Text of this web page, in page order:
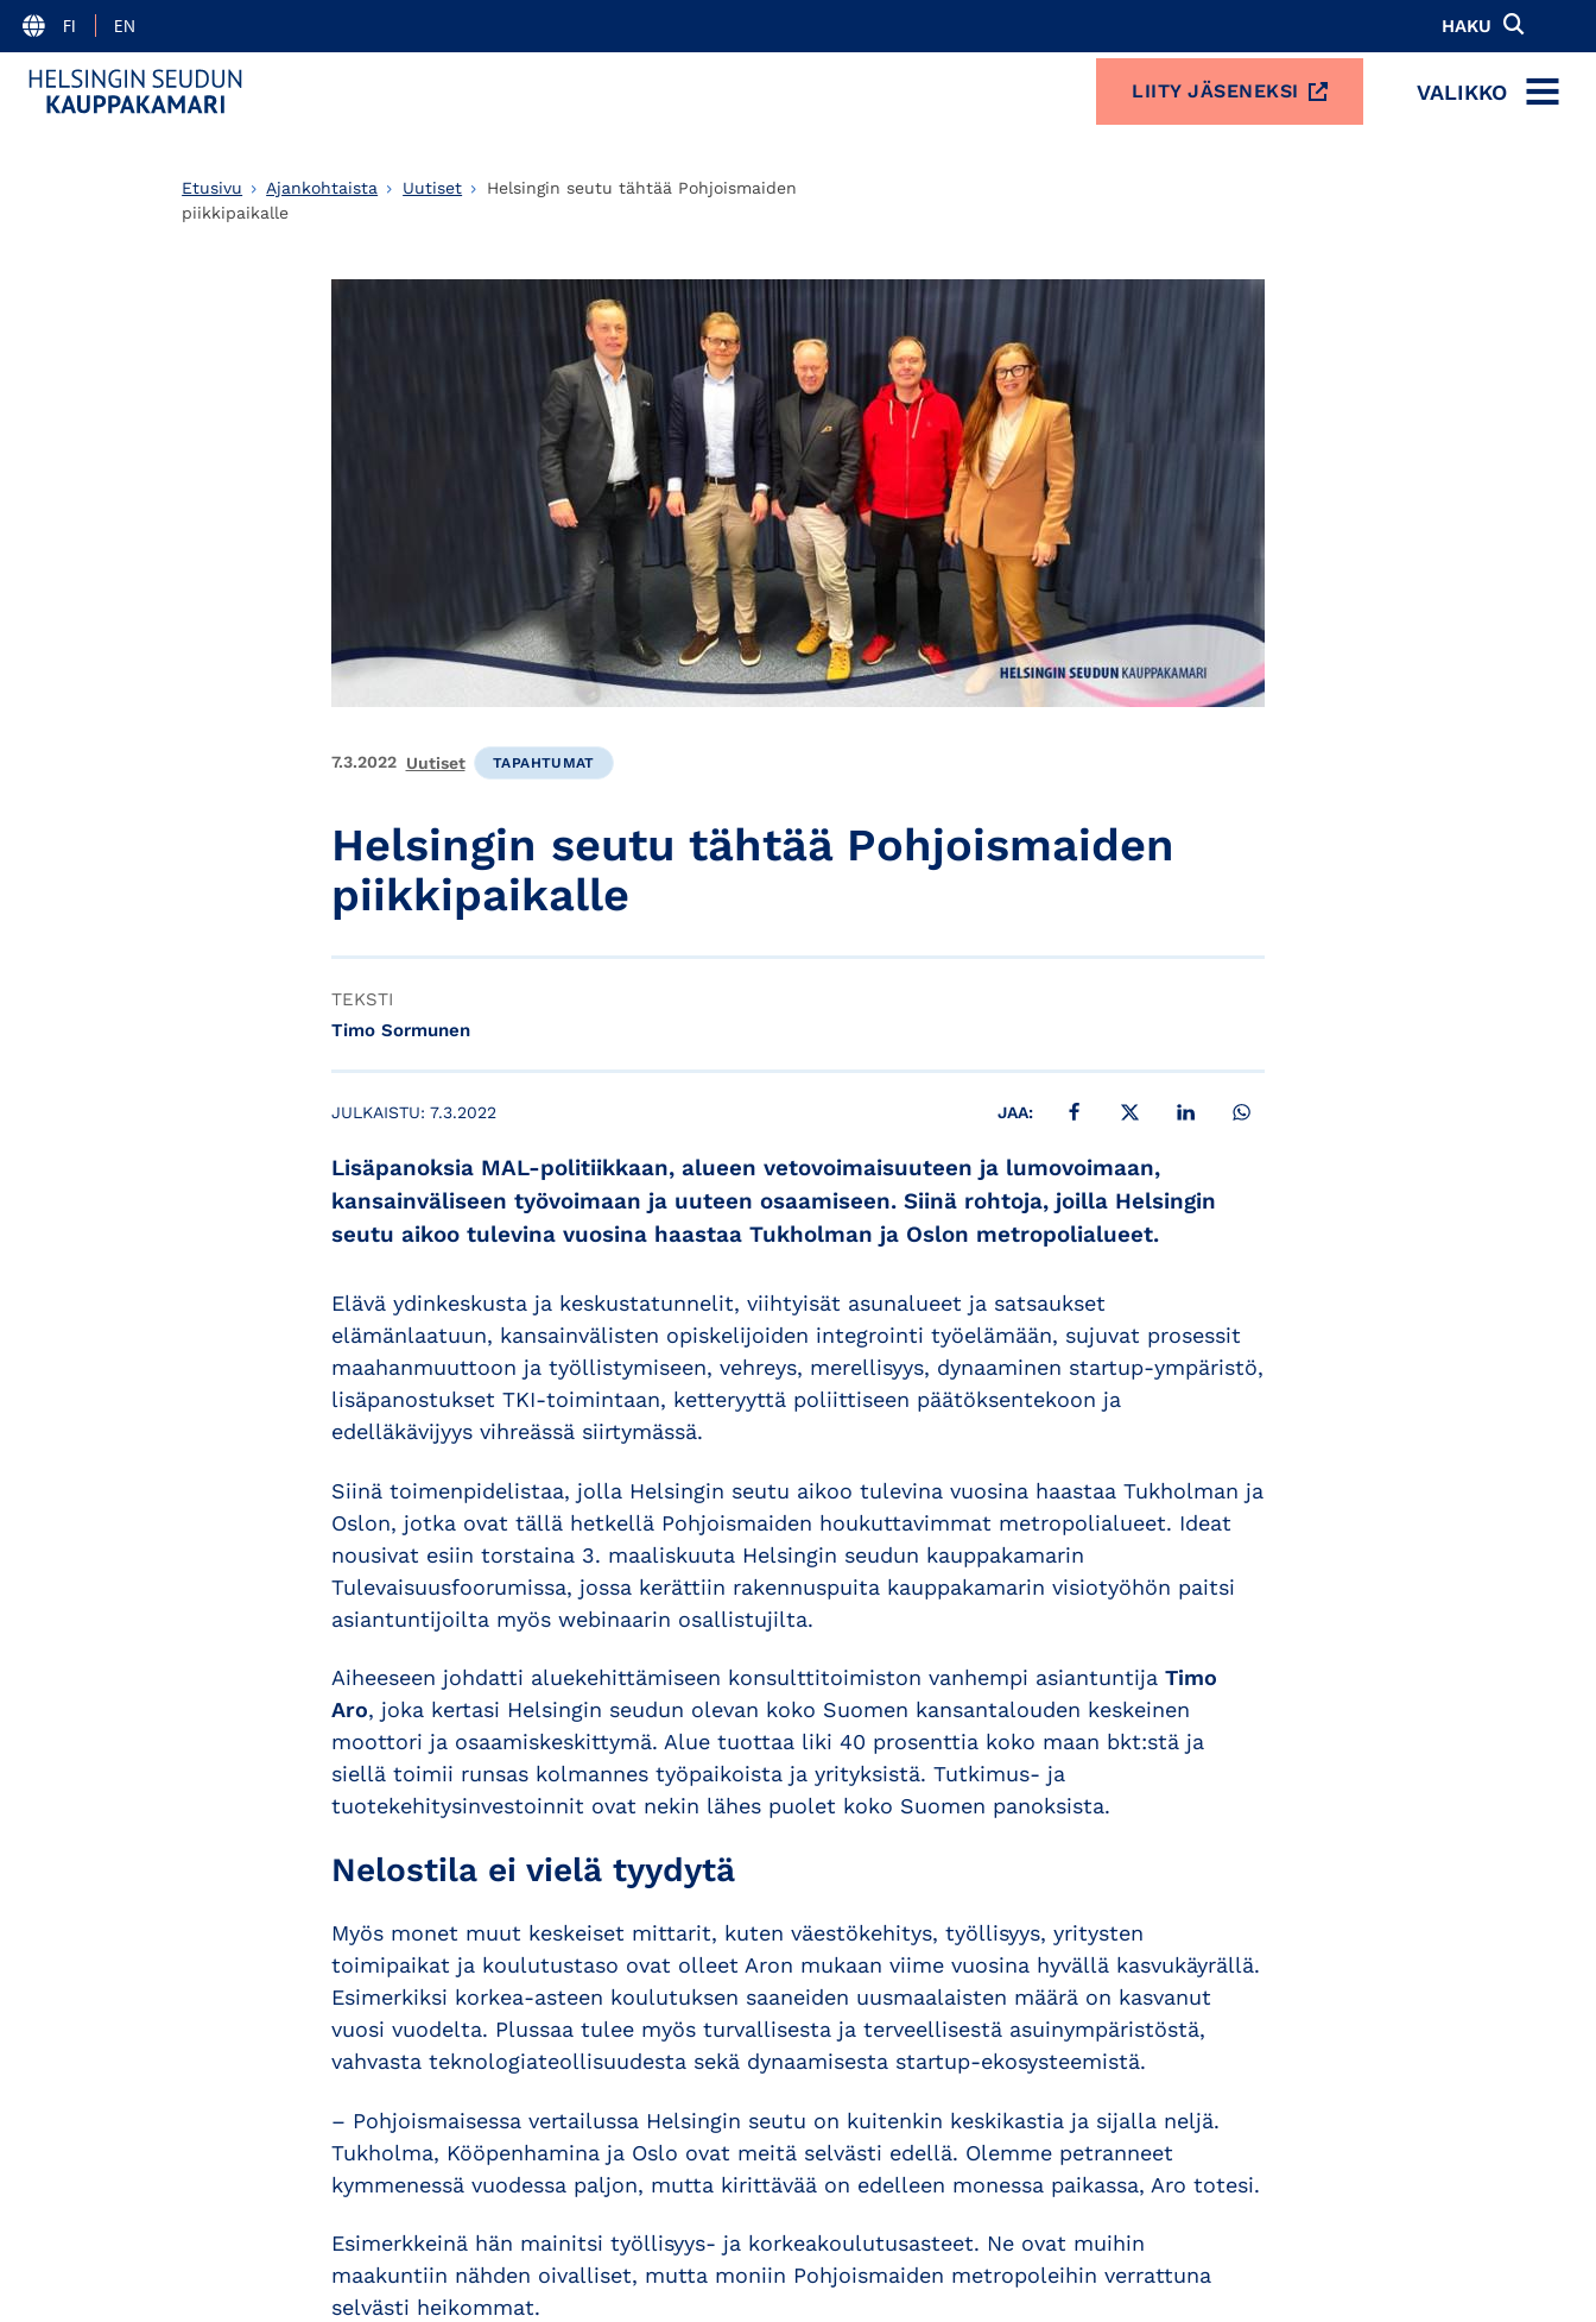
FI EN HAKU
LIITY JÄSENEKSI VALIKKO
MENU
Etusivu Ajankohtaista Uutiset
Helsingin seutu tähtää Pohjoismaiden
piikkipaikalle
7.3.2022 Uutiset TAPAHTUMAT
Helsingin seutu tähtää Pohjoismaiden
piikkipaikalle
TEKSTI
Timo Sormunen
JULKAISTU: 7.3.2022 JAA: JAA FACEBOOKISSA
JAA X:SSÄ JAA LINKEDINISSÄ
Lisäpanoksia MAL-politiikkaan, alueen vetovoimaisuuteen ja lumovoimaan,
kansainväliseen työvoimaan ja uuteen osaamiseen. Siinä rohtoja, joilla Helsingin
seutu aikoo tulevina vuosina haastaa Tukholman ja Oslon metropolialueet.
Elävä ydinkeskusta ja keskustatunnelit, viihtyisät asunalueet ja satsaukset
elämänlaatuun, kansainvälisten opiskelijoiden integrointi työelämään, sujuvat prosessit
maahanmuuttoon ja työllistymiseen, vehreys, merellisyys, dynaaminen startup-ympäristö,
lisäpanostukset TKI-toimintaan, ketteryyttä poliittiseen päätöksentekoon ja
edelläkävijyys vihreässä siirtymässä.
Siinä toimenpidelistaa, jolla Helsingin seutu aikoo tulevina vuosina haastaa Tukholman ja
Oslon, jotka ovat tällä hetkellä Pohjoismaiden houkuttavimmat metropolialueet. Ideat
nousivat esiin torstaina 3. maaliskuuta Helsingin seudun kauppakamarin
Tulevaisuusfoorumissa, jossa kerättiin rakennuspuita kauppakamarin visiotyöhön paitsi
asiantuntijoilta myös webinaarin osallistujilta.
Aiheeseen johdatti aluekehittämiseen konsulttitoimiston vanhempi asiantuntija Timo
Aro, joka kertasi Helsingin seudun olevan koko Suomen kansantalouden keskeinen
moottori ja osaamiskeskittymä. Alue tuottaa liki 40 prosenttia koko maan bkt:stä ja
siellä toimii runsas kolmannes työpaikoista ja yrityksistä. Tutkimus- ja
tuotekehitysinvestoinnit ovat nekin lähes puolet koko Suomen panoksista.
Nelostila ei vielä tyydytä
Myös monet muut keskeiset mittarit, kuten väestökehitys, työllisyys, yritysten
toimipaikat ja koulutustaso ovat olleet Aron mukaan viime vuosina hyvällä kasvukäyrällä.
Esimerkiksi korkea-asteen koulutuksen saaneiden uusmaalaisten määrä on kasvanut
vuosi vuodelta. Plussaa tulee myös turvallisesta ja terveellisestä asuinympäristöstä,
vahvasta teknologiateollisuudesta sekä dynaamisesta startup-ekosysteemistä.
– Pohjoismaisessa vertailussa Helsingin seutu on kuitenkin keskikastia ja sijalla neljä.
Tukholma, Kööpenhamina ja Oslo ovat meitä selvästi edellä. Olemme petranneet
kymmenessä vuodessa paljon, mutta kirittävää on edelleen monessa paikassa, Aro totesi.
Esimerkkeinä hän mainitsi työllisyys- ja korkeakoulutusasteet. Ne ovat muihin
maakuntiin nähden oivalliset, mutta moniin Pohjoismaiden metropoleihin verrattuna
selvästi heikommat.